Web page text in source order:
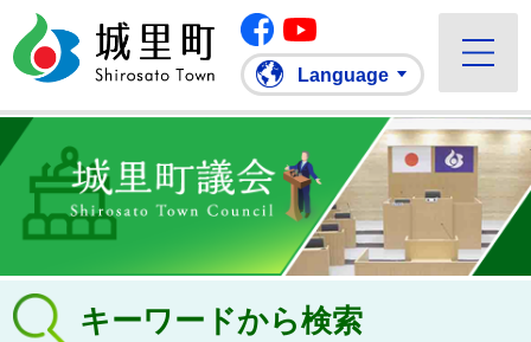
城里町ホームページ
Facebook
Language
キーワードから検索